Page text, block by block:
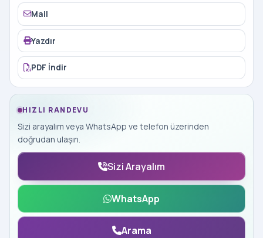
Mail
Yazdır
PDF İndir
HIZLI RANDEVU
Sizi arayalım veya WhatsApp ve telefon üzerinden
doğrudan ulaşın.
Sizi Arayalım
WhatsApp
Arama